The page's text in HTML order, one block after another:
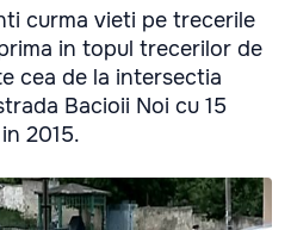
curma vieti pe trecerile
in topul trecerilor de
cea de la intersectia
Bacioii Noi cu 15
2015.